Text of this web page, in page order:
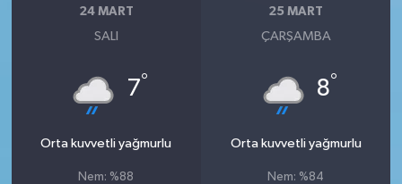
24 MART
SALI
7°
Orta kuvvetli yağmurlu
Nem: %88
25 MART
ÇARŞAMBA
8°
Orta kuvvetli yağmurlu
Nem: %84